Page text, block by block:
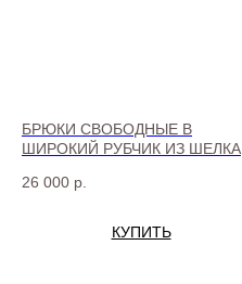
БРЮКИ СВОБОДНЫЕ В
ШИРОКИЙ РУБЧИК ИЗ ШЕЛКА
26 000 р.
КУПИТЬ